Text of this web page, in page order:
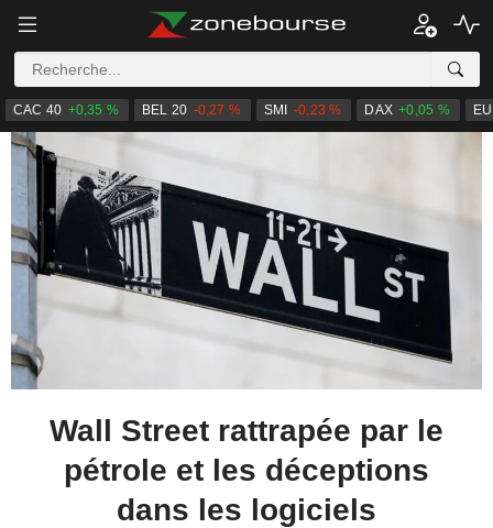
CAC 40 +0,35 % BEL 20 -0,27 % SMI -0,23 % DAX +0,05 %
Wall Street rattrapée par le
pétrole et les déceptions
dans les logiciels